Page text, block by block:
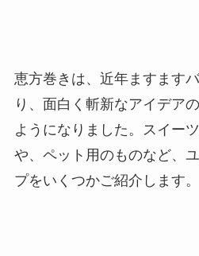
恵方巻きは、近年ますます
り、面白く斬新なアイデア
ようになりました。スイー
や、ペット用のものなど、
プをいくつかご紹介します。